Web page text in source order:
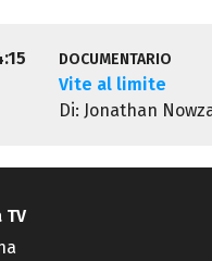
DOCUMENTARIO
Vite al limite
Di: Jonathan
TV